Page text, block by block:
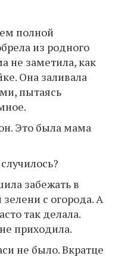
полной
из родного
не заметила, как
Она заливала
пытаясь
Это была мама
забежать в
с огорода. А
так делала.
приходила.
не было. Вкратце